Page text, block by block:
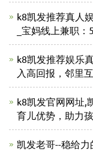
k8凯发推荐真人
_宝妈线上兼职
k8凯发推荐娱乐
入高回报，邻里
k8凯发官网网址,
育儿优势，助力
凯发老哥--稳给